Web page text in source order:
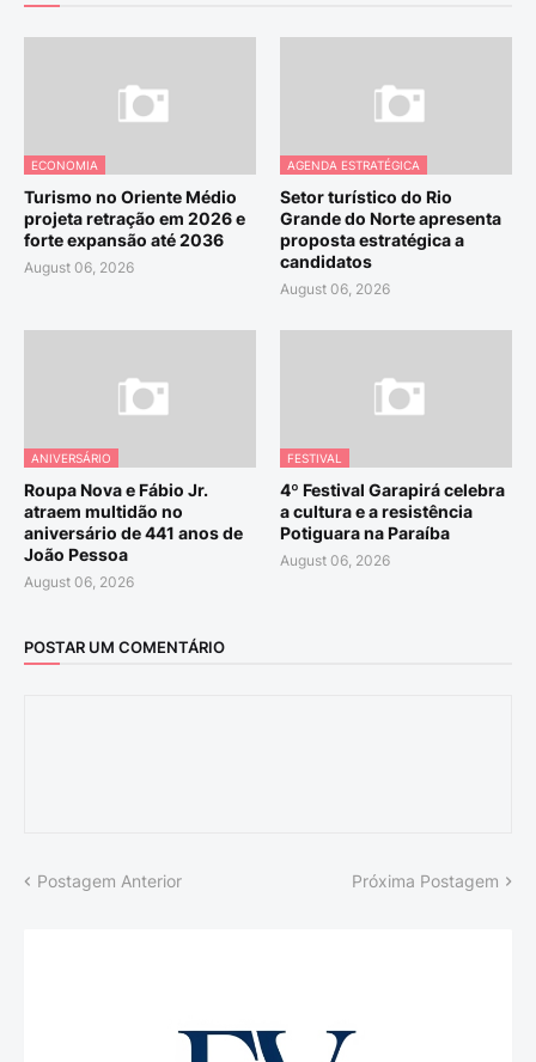
ECONOMIA
Turismo no Oriente Médio
projeta retração em 2026 e
forte expansão até 2036
August 06, 2026
AGENDA ESTRATÉGICA
Setor turístico do Rio
Grande do Norte apresenta
proposta estratégica a
candidatos
August 06, 2026
ANIVERSÁRIO
Roupa Nova e Fábio Jr.
atraem multidão no
aniversário de 441 anos de
João Pessoa
August 06, 2026
FESTIVAL
4º Festival Garapirá celebra
a cultura e a resistência
Potiguara na Paraíba
August 06, 2026
POSTAR UM COMENTÁRIO
Postagem Anterior Próxima Postagem